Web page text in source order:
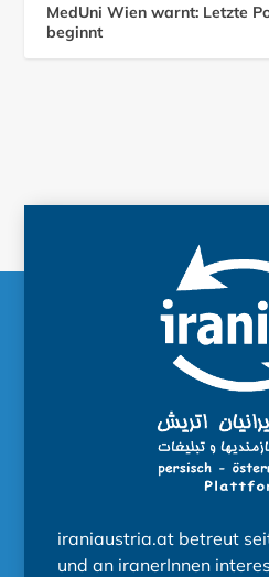
MedUni Wien warnt: Letzte
beginnt
iraniaustria.at betreut
und an iranerInnen